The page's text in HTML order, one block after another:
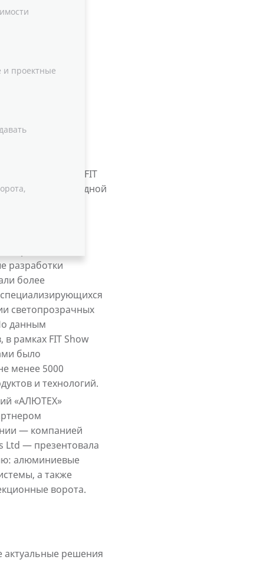
и проектные
состоялась
конструкций FIT
которой в очередной
разработки
более
светопрозрачных
данным
в рамках FIT Show
было
менее 5000
и технологий.
«АЛЮТЕХ»
— компанией
Ltd — презентовала
алюминиевые
а также
ворота.
актуальные решения